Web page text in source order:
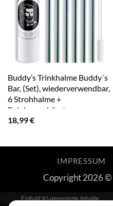
Buddy’s Trinkhalme Buddy´s
Bar, (Set), wiederverwendbar,
6 Strohhalme +
Reinigungsbürste,
Regenbogen-Look
18,99€
IMPRESSUM
Copyright 2026 ©